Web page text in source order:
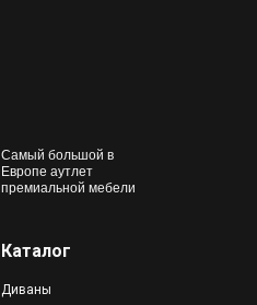
Диваны
Самый большой в
Европе аутлет
премиальной мебели
Каталог